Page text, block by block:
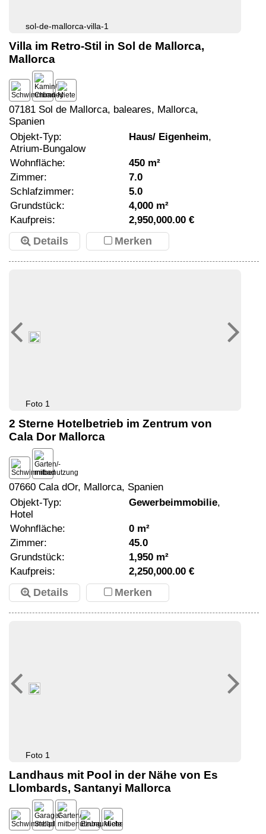
sol-de-mallorca-villa-1
Villa im Retro-Stil in Sol de Mallorca,
Mallorca
07181 Sol de Mallorca, baleares, Mallorca,
Spanien
Objekt-Typ:
Haus/ Eigenheim,
Atrium-Bungalow
Wohnfläche:
450 m²
Zimmer:
7.0
Schlafzimmer:
5.0
Grundstück:
4,000 m²
Kaufpreis:
2,950,000.00 €
Details Merken
Foto 1
2 Sterne Hotelbetrieb im Zentrum von
Cala Dor Mallorca
07660 Cala dOr, Mallorca, Spanien
Objekt-Typ:
Gewerbeimmobilie,
Hotel
Wohnfläche:
0 m²
Zimmer:
45.0
Grundstück:
1,950 m²
Kaufpreis:
2,250,000.00 €
Details Merken
Foto 1
Landhaus mit Pool in der Nähe von Es
Llombards, Santanyi Mallorca